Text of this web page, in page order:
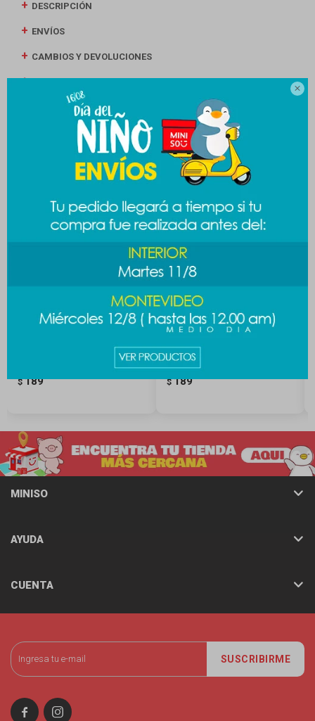

DESCRIPCIÓN
ENVÍOS
CAMBIOS Y DEVOLUCIONES
Productos que te pueden interesar
Soporte cinta adhesiva - lila
$ 189
Papelera de escritorio - gris
$ 189
SUSCRIBIRME
 
MINISO
AYUDA
CUENTA